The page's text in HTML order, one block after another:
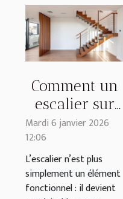
Comment un
escalier sur
mesure
améliore-t-il
l’esthétique de
votre maison
?
Mardi 6 janvier 2026
12:06
L’escalier n’est plus
simplement un élément
fonctionnel : il devient